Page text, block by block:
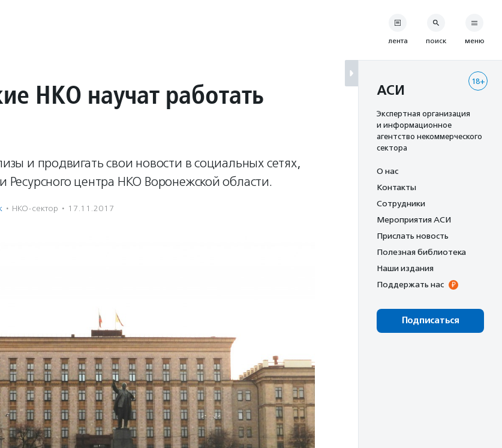
НКО научат работать
и продвигать свои новости в социальных сетях,
Ресурсного центра НКО Воронежской области.
· НКО-сектор · 17.11.2017
лента поиск меню
18+
АСИ
Экспертная организация
и информационное
агентство некоммерческого
сектора
О нас
Контакты
Сотрудники
Мероприятия АСИ
Прислать новость
Полезная библиотека
Наши издания
Поддержать нас
Подписаться